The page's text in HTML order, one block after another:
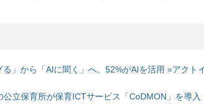
」から「AIに聞く」へ。52%がAIを活用 =アクト
立保育所が保育ICTサービス「CoDMON」を導入